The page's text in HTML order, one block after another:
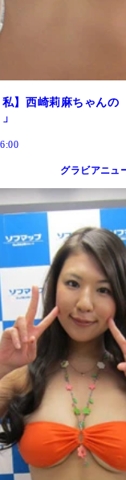
私】西崎莉麻ちゃんの
グラビアニュ